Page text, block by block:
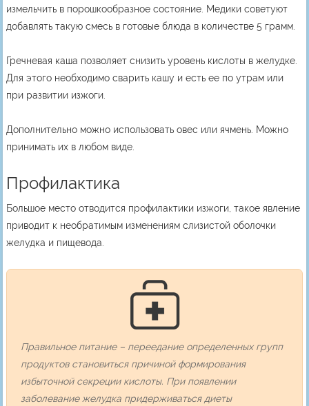
измельчить в порошкообразное состояние. Медики советуют
добавлять такую смесь в готовые блюда в количестве 5 грамм.
Гречневая каша позволяет снизить уровень кислоты в желудке.
Для этого необходимо сварить кашу и есть ее по утрам или
при развитии изжоги.
Дополнительно можно использовать овес или ячмень. Можно
принимать их в любом виде.
Профилактика
Большое место отводится профилактики изжоги, такое явление
приводит к необратимым изменениям слизистой оболочки
желудка и пищевода.
Правильное питание – переедание определенных групп
продуктов становиться причиной формирования
избыточной секреции кислоты. При появлении
заболевание желудка придерживаться диеты